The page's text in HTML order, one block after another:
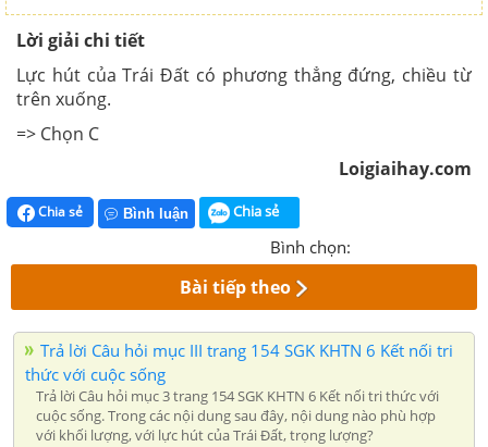
Lời giải chi tiết
Lực hút của Trái Đất có phương thẳng đứng, chiều từ
trên xuống.
=> Chọn C
Loigiaihay.com
Chia sẻ Bình luận Chia sẻ
Bình chọn:
Bài tiếp theo
Trả lời Câu hỏi mục III trang 154 SGK KHTN 6 Kết nối tri
thức với cuộc sống
Trả lời Câu hỏi mục 3 trang 154 SGK KHTN 6 Kết nối tri thức với
cuộc sống. Trong các nội dung sau đây, nội dung nào phù hợp
với khối lượng, với lực hút của Trái Đất, trọng lượng?